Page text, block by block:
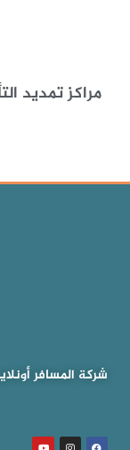
مراكز تمديد
شركة المسافر